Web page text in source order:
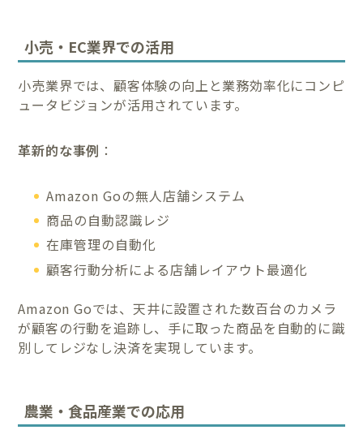
小売・EC業界での活用
小売業界では、顧客体験の向上と業務効率化にコンピ
ュータビジョンが活用されています。
革新的な事例 ：
Amazon Goの無人店舗システム
商品の自動認識レジ
在庫管理の自動化
顧客行動分析による店舗レイアウト最適化
Amazon Goでは、天井に設置された数百台のカメラ
が顧客の行動を追跡し、手に取った商品を自動的に識
別してレジなし決済を実現しています。
農業・食品産業での応用